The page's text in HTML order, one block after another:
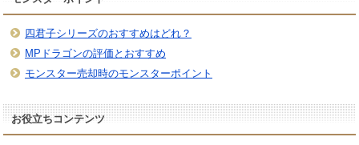
四君子シリーズのおすすめはどれ？
MPドラゴンの評価とおすすめ
モンスター売却時のモンスターポイント
お役立ちコンテンツ